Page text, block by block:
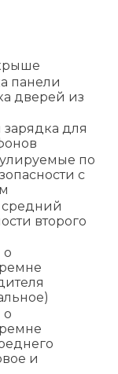
панели
дверей из
для
по
с
средний
второго
о
о
и